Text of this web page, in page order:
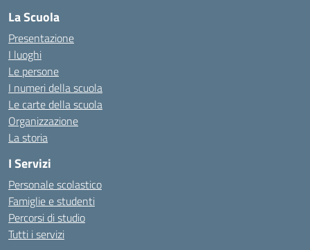
La Scuola
Presentazione
I luoghi
Le persone
I numeri della scuola
Le carte della scuola
Organizzazione
La storia
I Servizi
Personale scolastico
Famiglie e studenti
Percorsi di studio
Tutti i servizi